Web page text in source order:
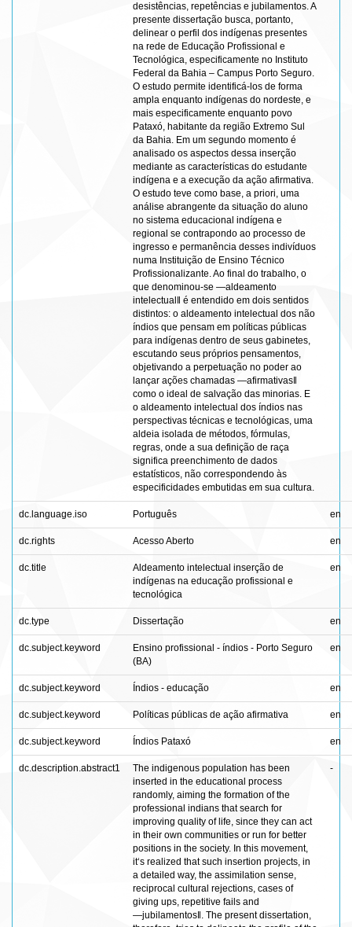
desistências, repetências e jubilamentos. A
presente dissertação busca, portanto,
delinear o perfil dos indígenas presentes
na rede de Educação Profissional e
Tecnológica, especificamente no Instituto
Federal da Bahia – Campus Porto Seguro.
O estudo permite identificá-los de forma
ampla enquanto indígenas do nordeste, e
mais especificamente enquanto povo
Pataxó, habitante da região Extremo Sul
da Bahia. Em um segundo momento é
analisado os aspectos dessa inserção
mediante as características do estudante
indígena e a execução da ação afirmativa.
O estudo teve como base, a priori, uma
análise abrangente da situação do aluno
no sistema educacional indígena e
regional se contrapondo ao processo de
ingresso e permanência desses indivíduos
numa Instituição de Ensino Técnico
Profissionalizante. Ao final do trabalho, o
que denominou-se ―aldeamento
intelectual‖ é entendido em dois sentidos
distintos: o aldeamento intelectual dos não
índios que pensam em políticas públicas
para indígenas dentro de seus gabinetes,
escutando seus próprios pensamentos,
objetivando a perpetuação no poder ao
lançar ações chamadas ―afirmativas‖
como o ideal de salvação das minorias. E
o aldeamento intelectual dos índios nas
perspectivas técnicas e tecnológicas, uma
aldeia isolada de métodos, fórmulas,
regras, onde a sua definição de raça
significa preenchimento de dados
estatísticos, não correspondendo às
especificidades embutidas em sua cultura.
dc.language.iso Português en
dc.rights Acesso Aberto en
dc.title
Aldeamento intelectual inserção de
indígenas na educação profissional e
tecnológica
en
dc.type Dissertação en
dc.subject.keyword
Ensino profissional - índios - Porto Seguro
(BA)
en
dc.subject.keyword Índios - educação en
dc.subject.keyword Políticas públicas de ação afirmativa en
dc.subject.keyword Índios Pataxó en
dc.description.abstract1
The indigenous population has been
inserted in the educational process
randomly, aiming the formation of the
professional indians that search for
improving quality of life, since they can act
in their own communities or run for better
positions in the society. In this movement,
it‘s realized that such insertion projects, in
a detailed way, the assimilation sense,
reciprocal cultural rejections, cases of
giving ups, repetitive fails and
―jubilamentos‖. The present dissertation,
-